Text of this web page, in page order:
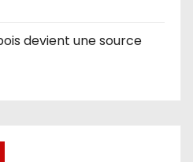
devient une source